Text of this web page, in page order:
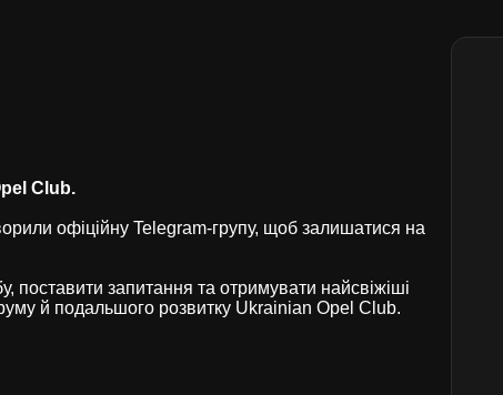
Club.
офіційну Telegram-групу, щоб залишатися на
поставити запитання та отримувати найсвіжіші
й подальшого розвитку Ukrainian Opel Club.